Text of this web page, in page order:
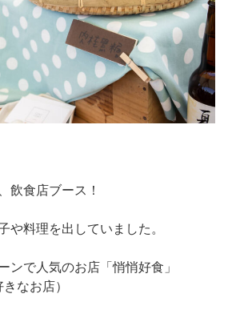
飲食店ブース！
や料理を出していました。
ンで人気のお店「悄悄好食」
なお店）